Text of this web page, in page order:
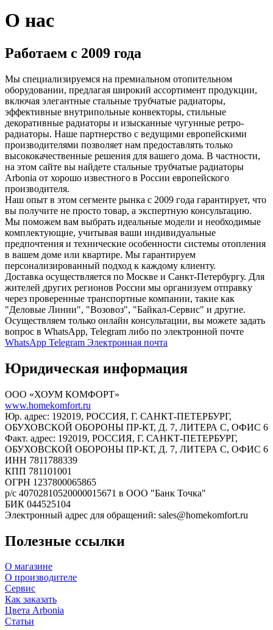
О нас
Работаем с 2009 года
Мы специализируемся на премиальном отопительном
оборудовании, предлагая широкий ассортимент продукции,
включая элегантные стальные трубчатые радиаторы,
эффективные внутрипольные конвекторы, стильные
декоративные радиаторы и изысканные чугунные ретро-
радиаторы. Наше партнерство с ведущими европейскими
производителями позволяет нам предоставлять только
высококачественные решения для вашего дома. В частности,
на этом сайте вы найдете стальные трубчатые радиаторы
Arbonia от хорошо известного в России европейского
производителя.
Наш опыт в этом сегменте рынка с 2009 года гарантирует, что
вы получите не просто товар, а экспертную консультацию.
Мы поможем вам выбрать идеальные модели и необходимые
комплектующие, учитывая ваши индивидуальные
предпочтения и технические особенности системы отопления
в вашем доме или квартире. Мы гарантируем
персонализированный подход к каждому клиенту.
Доставка осуществляется по Москве и Санкт-Петербургу. Для
жителей других регионов России мы организуем отправку
через проверенные транспортные компании, такие как
"Деловые Линии", "Возовоз", "Байкал-Сервис" и другие.
Осуществляем только онлайн консультации, вы можете задать
вопрос в WhatsApp, Telegram либо по электронной почте
WhatsApp Telegram Электронная почта
Юридическая информация
ООО «ХОУМ КОМФОРТ»
www.homekomfort.ru
Юр. адрес: 192019, РОССИЯ, Г. САНКТ-ПЕТЕРБУРГ,
ОБУХОВСКОЙ ОБОРОНЫ ПР-КТ, Д. 7, ЛИТЕРА С, ОФИС 6
Факт. адрес: 192019, РОССИЯ, Г. САНКТ-ПЕТЕРБУРГ,
ОБУХОВСКОЙ ОБОРОНЫ ПР-КТ, Д. 7, ЛИТЕРА С, ОФИС 6
ИНН 7811788339
КПП 781101001
ОГРН 1237800065865
р/с 40702810520000015671 в ООО "Банк Точка"
БИК 044525104
Электронный адрес для обращений: sales@homekomfort.ru
Полезные ссылки
О магазине
О производителе
Сервис
Как заказать
Цвета Arbonia
Статьи